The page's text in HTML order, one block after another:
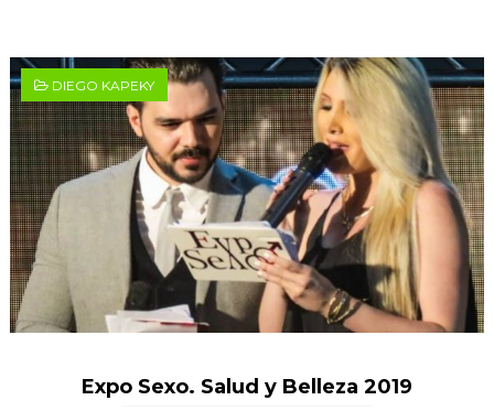
DIEGO KAPEKY
Expo Sexo. Salud y Belleza 2019